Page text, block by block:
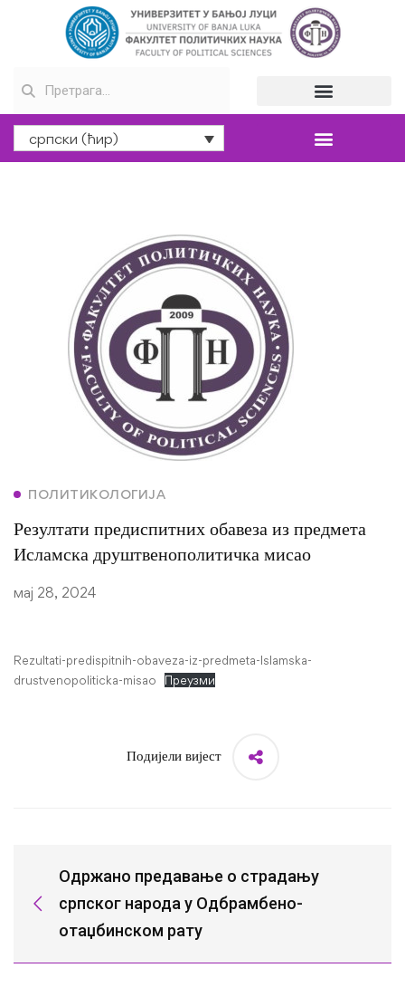
српски (ћир)
ПОЛИТИКОЛОГИЈА
Резултати предиспитних обавеза из предмета
Исламска друштвенополитичка мисао
мај 28, 2024
Rezultati-predispitnih-obaveza-iz-predmeta-Islamska-
drustvenopoliticka-misao
Преузми
Подијели вијест
Одржано предавање о страдању
српског народа у Одбрамбено-
отаџбинском рату